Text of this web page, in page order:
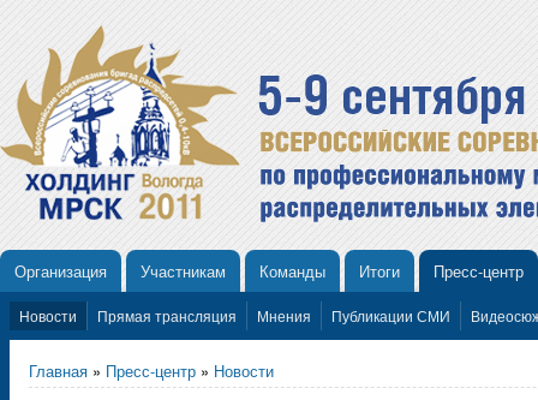
Организация Участникам Команды Итоги Пресс-центр
Новости Прямая трансляция Мнения Публикации СМИ
Главная » Пресс-центр » Новости